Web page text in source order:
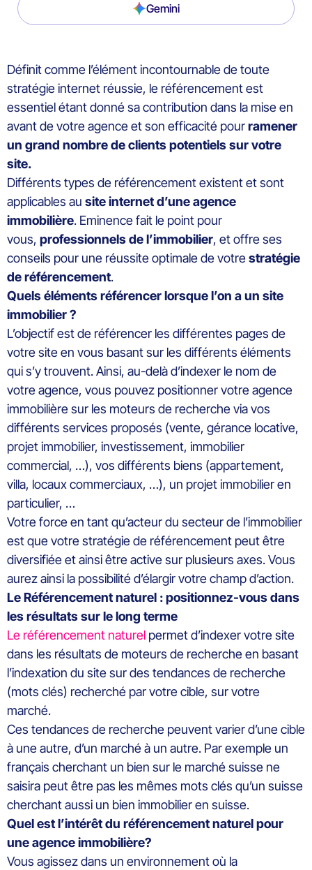
Gemini
Définit comme l’élément incontournable de toute
stratégie internet réussie, le référencement est
essentiel étant donné sa contribution dans la mise en
avant de votre agence et son efficacité pourramener
un grand nombre de clients potentiels sur votre
site.
Différents types de référencement existent et sont
applicables au site internet d’une agence
immobilière. Eminence fait le point pour
vous, professionnels de l’immobilier, et offre ses
conseils pour une réussite optimale de votrestratégie
de référencement.
Quels éléments référencer lorsque l’on a un site
immobilier ?
L’objectif est de référencer les différentes pages de
votre site en vous basant sur les différents éléments
qui s’y trouvent. Ainsi, au-delà d’indexer le nom de
votre agence, vous pouvez positionner votre agence
immobilière sur les moteurs de recherche via vos
différents services proposés (vente, gérance locative,
projet immobilier, investissement, immobilier
commercial, …), vos différents biens (appartement,
villa, locaux commerciaux, …), un projet immobilier en
particulier, …
Votre force en tant qu’acteur du secteur de l’immobilier
est que votre stratégie de référencement peut être
diversifiée et ainsi être active sur plusieurs axes. Vous
aurez ainsi la possibilité d’élargir votre champ d’action.
Le Référencement naturel : positionnez-vous dans
les résultats sur le long terme
Le référencement naturel permet d’indexer votre site
dans les résultats de moteurs de recherche en basant
l’indexation du site sur des tendances de recherche
(mots clés) recherché par votre cible, sur votre
marché.
Ces tendances de recherche peuvent varier d’une cible
à une autre, d’un marché à un autre. Par exemple un
français cherchant un bien sur le marché suisse ne
saisira peut être pas les mêmes mots clés qu’un suisse
cherchant aussi un bien immobilier en suisse.
Quel est l’intérêt du référencement naturel pour
une agence immobilière?
Vous agissez dans un environnement où la